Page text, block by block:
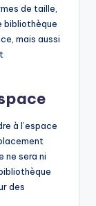
de taille,
bibliothèque
mais aussi
à l’espace
ne sera ni
des